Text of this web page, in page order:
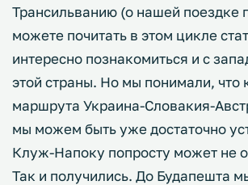
Трансильванию (о нашей поездке
можете почитать в этом цикле
интересно познакомиться и с
этой страны. Но мы понимали, что
маршрута Украина-Словакия-
мы можем быть уже достаточно
Клуж-Напоку попросту может не
Так и получились. До Будапешта